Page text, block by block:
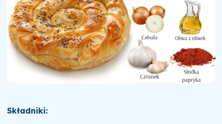
Składniki: